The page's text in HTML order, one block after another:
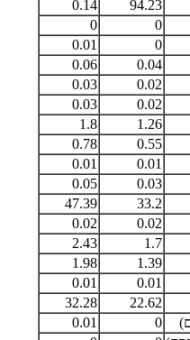
94.23
0.14
0
0
0
0.01
0.04
0.06
0.02
0.03
0.02
0.03
1.26
1.8
0.55
0.78
0.01
0.01
0.03
0.05
33.2
47.39
0.02
0.02
1.7
2.43
1.39
1.98
0.01
0.01
22.62
32.28
0
0.01